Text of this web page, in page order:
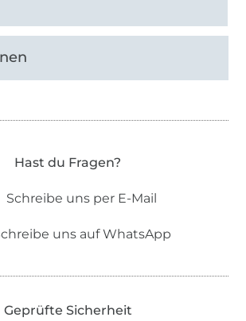
Hast du Fragen?
Schreibe uns per E-Mail
uns auf WhatsApp
Geprüfte Sicherheit